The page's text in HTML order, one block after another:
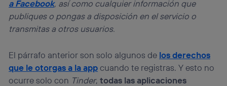
a Facebook, así como cualquier información que
publiques o pongas a disposición en el servicio o
transmitas a otros usuarios.
El párrafo anterior son solo algunos de los derechos
que le otorgas a la appcuando te registras. Y esto no
ocurre solo con Tinder,todas las aplicaciones
personalizado, ya que se basará únicamente en la
navegación del usuario del móvil.
Puedes gestionar los consentimientos Utiq seleccionando
visitando el
portal de privacidad de Utiq
(“consenthub”). Para más información, consulta
la política de privacidad de Utiq .